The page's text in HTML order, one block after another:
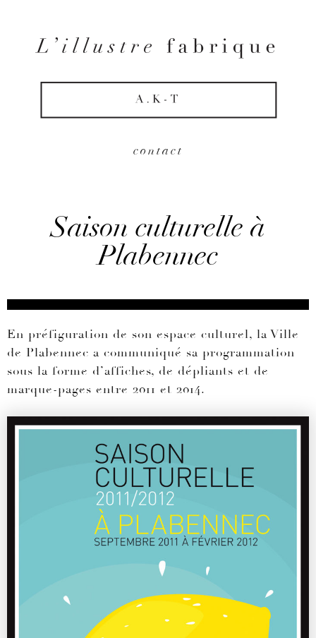
contact
Saison culturelle à
Plabennec
En préfiguration de son espace culturel, la Ville
de Plabennec a communiqué sa programmation
sous la forme d’affiches, de dépliants et de
marque-pages entre 2011 et 2014.